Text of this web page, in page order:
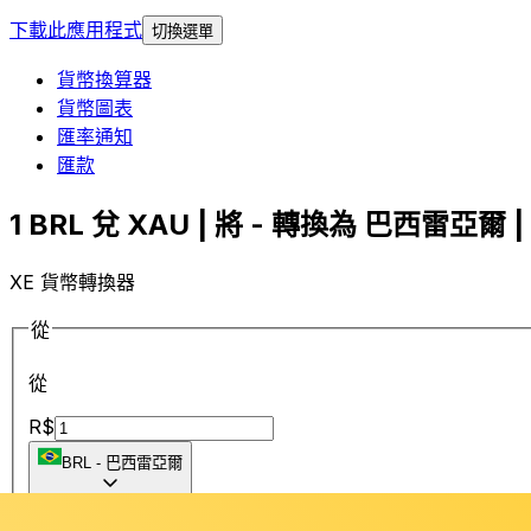
下載此應用程式 切換選單
貨幣換算器
貨幣圖表
匯率通知
匯款
1 BRL 兌 XAU | 將 - 轉換為 巴西雷亞爾 |
XE 貨幣轉換器
從
從
R$
BRL - 巴西雷亞爾